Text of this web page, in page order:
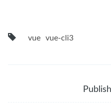
vue vue-cli3